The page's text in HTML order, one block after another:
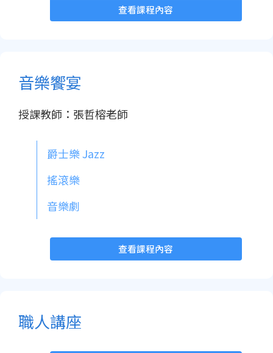
查看課程內容
音樂饗宴
授課教師：張哲榕老師
爵士樂 Jazz
搖滾樂
音樂劇
查看課程內容
職人講座